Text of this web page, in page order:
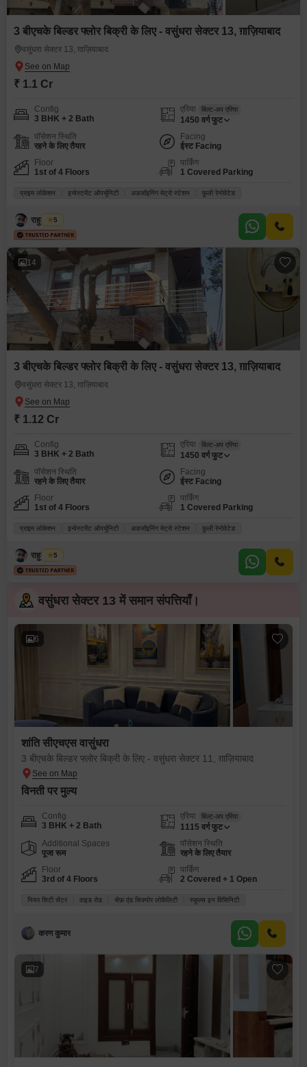
3 बीएचके बिल्डर फ्लोर बिक्री के लिए - वसुंधरा सेक्टर 13, ग़ाज़ियाबाद
वसुंधरा सेक्टर 13, ग़ाज़ियाबाद
₹ 1.1 Cr
Config
3 BHK + 2 Bath
एरिया बिल्ट-अप एरिया
1450 वर्ग फुट
पॉसेशन स्थिति
रहने के लिए तैयार
Facing
ईस्ट Facing
Floor
1st of 4 Floors
पार्किंग
1 Covered Parking
प्राइम लोकेशन इन्वेस्टमेंट ऑपर्चूनिटी अडजॉइनिंग मेट्रो स्टेशन फ़ुली रेनोवेटेड
राहुल कुमार
5
14
3 बीएचके बिल्डर फ्लोर बिक्री के लिए - वसुंधरा सेक्टर 13, ग़ाज़ियाबाद
वसुंधरा सेक्टर 13, ग़ाज़ियाबाद
₹ 1.12 Cr
Config
3 BHK + 2 Bath
एरिया बिल्ट-अप एरिया
1450 वर्ग फुट
पॉसेशन स्थिति
रहने के लिए तैयार
Facing
ईस्ट Facing
Floor
1st of 4 Floors
पार्किंग
1 Covered Parking
प्राइम लोकेशन इन्वेस्टमेंट ऑपर्चूनिटी अडजॉइनिंग मेट्रो स्टेशन फ़ुली रेनोवेटेड
राहुल कुमार
5
वसुंधरा सेक्टर 13 में समान संपत्तियाँ।
6
शांति सीएचएस वासुंधरा
3 बीएचके बिल्डर फ्लोर बिक्री के लिए - वसुंधरा सेक्टर 11, ग़ाज़ियाबाद
विनती पर मुल्य
Config
3 BHK + 2 Bath
एरिया बिल्ट-अप एरिया
1115 वर्ग फुट
Additional Spaces
पूजा रूम
पॉसेशन स्थिति
रहने के लिए तैयार
Floor
3rd of 4 Floors
पार्किंग
2 Covered + 1 Open
नियर सिटी सेंटर वाइड रोड सेफ़ एंड सिक्योर लोकैलिटी स्कूल्स इन विसिनिटी
करण कुमार
7